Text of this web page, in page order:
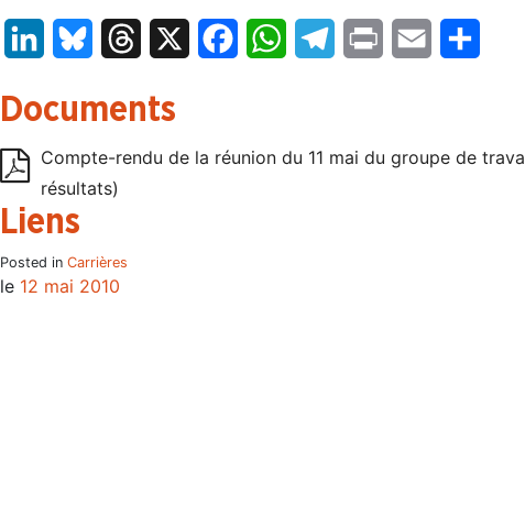
LinkedInBluesky Threads FacebookWhatsAppTelegram
Print Email
Documents
Compte-rendu de la réunion du 11 mai du groupe de
résultats)
Liens
Posted in Carrières
le 12 mai 2010